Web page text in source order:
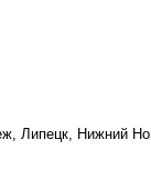
Липецк, Нижний